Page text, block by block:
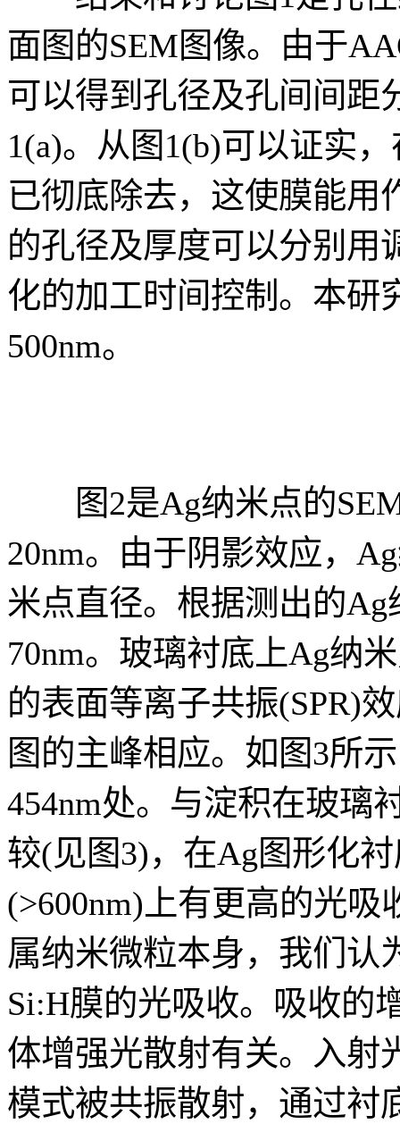
面图的SEM图像。由于
可以得到孔径及孔间间距
1(a)。从图1(b)可以证实
已彻底除去，这使膜能用
的孔径及厚度可以分别用
化的加工时间控制。本研
500nm。
图2是Ag纳米点的SEM
20nm。由于阴影效应，
米点直径。根据测出的
70nm。玻璃衬底上Ag纳
的表面等离子共振(SPR)
图的主峰相应。如图3所
454nm处。与淀积在玻璃
较(见图3)，在Ag图形化
(>600nm)上有更高的光
属纳米微粒本身，我们认
Si:H膜的光吸收。吸收的
体增强光散射有关。入射
模式被共振散射，通过衬